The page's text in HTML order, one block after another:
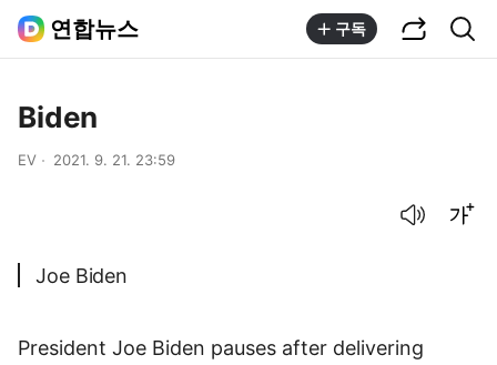
연합뉴스 구독
Biden
EV 2021. 9. 21. 23:59
Joe Biden
President Joe Biden pauses after delivering